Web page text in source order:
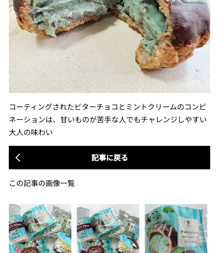
コーティングされたビターチョコとミントクリームのコンビ
ネーションは、甘いものが苦手な人でもチャレンジしやすい
大人の味わい
記事に戻る
この記事の画像一覧